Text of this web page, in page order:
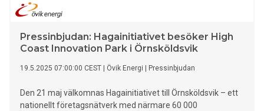
Pressinbjudan: Hagainitiativet besöker High
Coast Innovation Park i Örnsköldsvik
19.5.2025 07:00:00 CEST Övik Energi Pressinbjudan
Den 21 maj välkomnas Hagainitiativet till Örnsköldsvik – ett
nationellt företagsnätverk med närmare 60 000